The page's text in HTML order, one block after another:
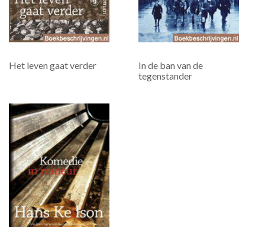
Het leven gaat verder
In de ban van de
tegenstander